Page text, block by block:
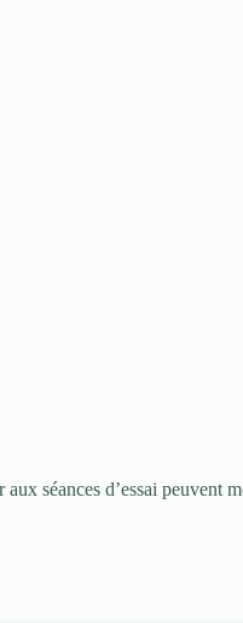
séances d’essai peuvent